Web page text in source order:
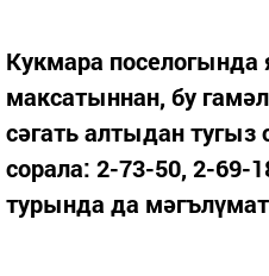
Кукмара
максатыннан, бу
сәгать алтыдан тугыз
сорала: 2-73-50, 2-69-
турында да